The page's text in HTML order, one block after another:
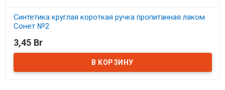
Синтетика круглая короткая ручка пропитанная лаком
Сонет №2
В наличии
3,45 Br